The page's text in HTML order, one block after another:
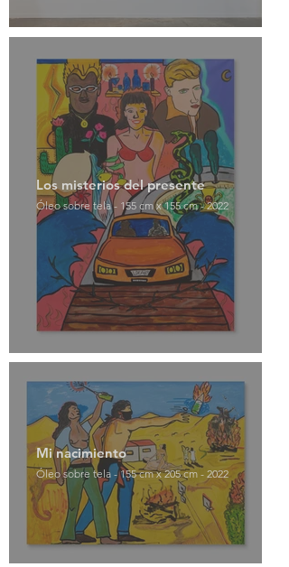
Los misterios del presente
Óleo sobre tela - 155 cm x 155 cm - 2022
Mi nacimiento
Óleo sobre tela - 155 cm x 205 cm - 2022